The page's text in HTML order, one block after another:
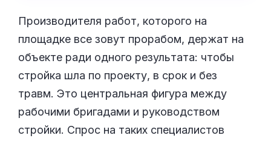
Производителя работ, которого на
площадке все зовут прорабом, держат на
объекте ради одного результата: чтобы
стройка шла по проекту, в срок и без
травм. Это центральная фигура между
рабочими бригадами и руководством
стройки. Спрос на таких специалистов